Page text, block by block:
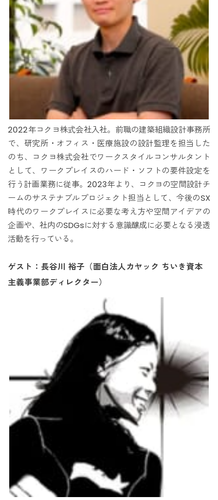
2022年コクヨ株式会社入社。前職の建築組織設計事務所
で、研究所・オフィス・医療施設の設計監理を担当した
のち、コクヨ株式会社でワークスタイルコンサルタント
として、ワークプレイスのハード・ソフトの要件設定を
行う計画業務に従事。2023年より、コクヨの空間設計チ
ームのサステナブルプロジェクト担当として、今後のSX
時代のワークプレイスに必要な考え方や空間アイデアの
企画や、社内のSDGsに対する意識醸成に必要となる浸透
活動を行っている。
ゲスト：長谷川 裕子（面白法人カヤック ちいき資本
主義事業部ディレクター）